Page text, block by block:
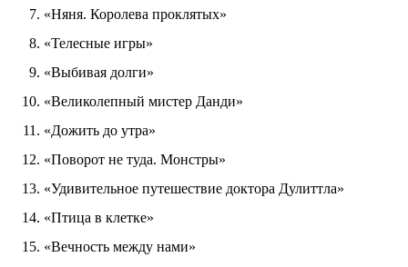
«Няня. Королева проклятых»
«Телесные игры»
«Выбивая долги»
«Великолепный мистер Данди»
«Дожить до утра»
«Поворот не туда. Монстры»
«Удивительное путешествие доктора Дулиттла»
«Птица в клетке»
«Вечность между нами»